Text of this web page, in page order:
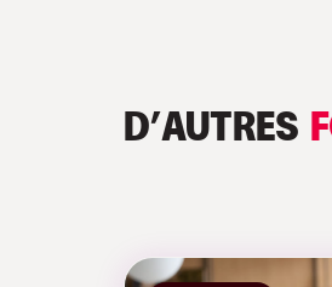
D’AUTRES